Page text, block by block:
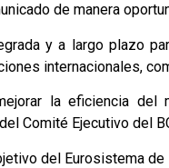
de manera
y a largo plazo
internacionales,
la eficiencia
Comité Ejecutivo del
del Eurosistema